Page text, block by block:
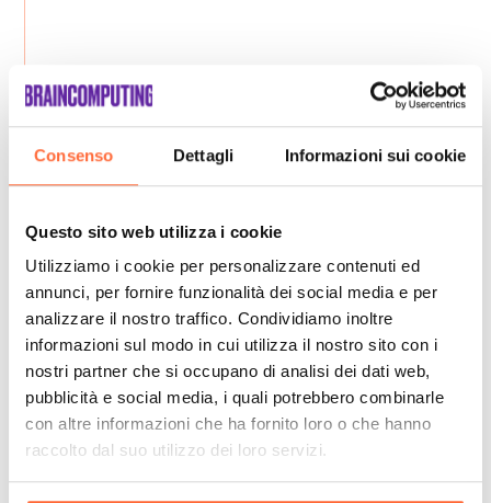
Consenso Dettagli Informazioni sui cookie
Questo sito web utilizza i cookie
Utilizziamo i cookie per personalizzare contenuti ed
annunci, per fornire funzionalità dei social media e per
analizzare il nostro traffico. Condividiamo inoltre
informazioni sul modo in cui utilizza il nostro sito con i
nostri partner che si occupano di analisi dei dati web,
pubblicità e social media, i quali potrebbero combinarle
con altre informazioni che ha fornito loro o che hanno
raccolto dal suo utilizzo dei loro servizi.